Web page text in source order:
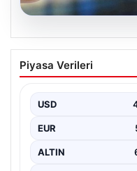
05.08.2026
Altın fiyatları
fiyatları ne
fiyatları
Piyasa Verileri
USD
EUR
ALTIN